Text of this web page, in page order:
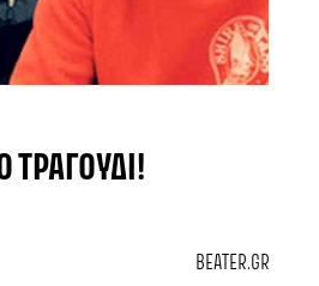
ΤΡΑΓΟΎΔΙ!
BEATER.GR